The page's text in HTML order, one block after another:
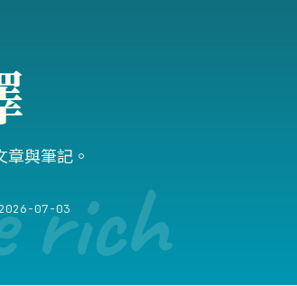
rich
與筆記。
07-03